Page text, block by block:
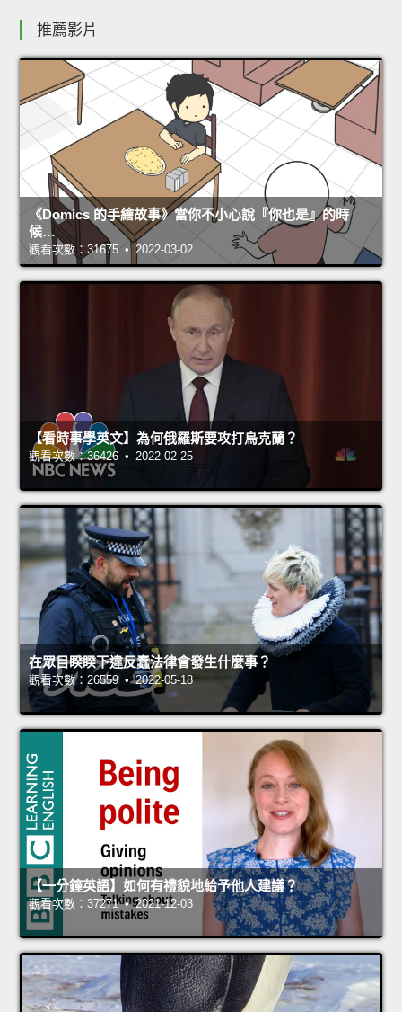
推薦影片
《Domics 的手繪故事》當你不小心說『你也是』的時
候…
觀看次數：31675 • 2022-03-02
【看時事學英文】為何俄羅斯要攻打烏克蘭？
觀看次數：36426 • 2022-02-25
在眾目睽睽下違反蠢法律會發生什麼事？
觀看次數：26559 • 2022-05-18
【一分鐘英語】如何有禮貌地給予他人建議？
觀看次數：37271 • 2021-12-03